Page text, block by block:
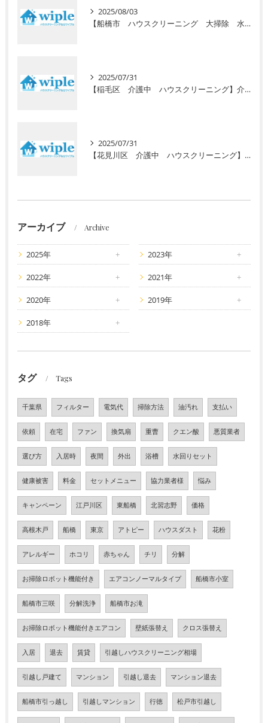
2025/08/03
【船橋市 ハウスクリーニング 大掃除 水回り】高齢者向けの定期清掃サービスをご紹介！ 初回お試し半額キャンペーン実施中
2025/07/31
【稲毛区 介護中 ハウスクリーニング】介護で忙しいあなたに初回お試し半額キャンペーン！安心の高齢者専門サービスで毎日の暮らしをサポート
2025/07/31
【花見川区 介護中 ハウスクリーニング】介護で忙しいあなたへ。初回半額キャンペーンで水回りのプロ清掃を体験しませんか？
アーカイブ Archive
2025年 2023年
2022年 2021年
2020年 2019年
2018年
タグ Tags
千葉県 フィルター 電気代 掃除方法 油汚れ 支払い
依頼 在宅 ファン 換気扇 重曹 クエン酸 悪質業者
選び方 入居時 夜間 外出 浴槽 水回りセット
健康被害 料金 セットメニュー 協力業者様 悩み
キャンペーン 江戸川区 東船橋 北習志野 価格
高根木戸 船橋 東京 アトピー ハウスダスト 花粉
アレルギー ホコリ 赤ちゃん チリ 分解
お掃除ロボット機能付き エアコンノーマルタイプ 船橋市小室
船橋市三咲 分解洗浄 船橋市お滝
お掃除ロボット機能付きエアコン 壁紙張替え クロス張替え
入居 退去 賃貸 引越しハウスクリーニング相場
引越し戸建て マンション 引越し退去 マンション退去
船橋市引っ越し 引越しマンション 行徳 松戸市引越し